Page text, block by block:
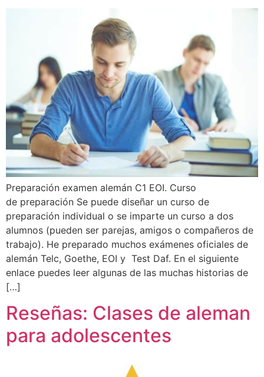
Preparación examen alemán C1 EOI. Curso
de preparación Se puede diseñar un curso de
preparación individual o se imparte un curso a dos
alumnos (pueden ser parejas, amigos o compañeros de
trabajo). He preparado muchos exámenes oficiales de
alemán Telc, Goethe, EOI y Test Daf. En el siguiente
enlace puedes leer algunas de las muchas historias de
[…]
Reseñas: Clases de aleman
para adolescentes